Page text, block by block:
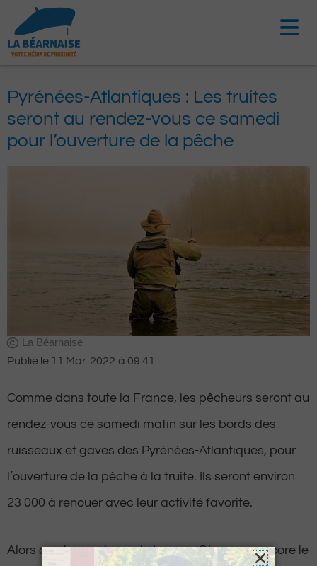
contenu
Pyrénées-Atlantiques : Les truites
seront au rendez-vous ce samedi
pour l’ouverture de la pêche
La Béarnaise
Publié le 11 Mar. 2022 à 09:41
Comme dans toute la France, les pêcheurs seront au
rendez-vous ce samedi matin sur les bords des
ruisseaux et gaves des Pyrénées-Atlantiques, pour
l’ouverture de la pêche à la truite. Ils seront environ
23 000 à renouer avec leur activité favorite.
Alors que les secteurs de Laruns, Oloron ou encore le